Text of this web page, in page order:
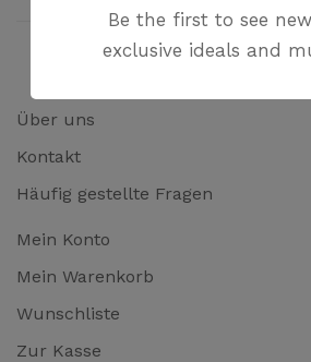
Über uns
Kontakt
Häufig gestellte Fragen
Mein Konto
Mein Warenkorb
Wunschliste
Zur Kasse
Be the first to see
exclusive ideals and